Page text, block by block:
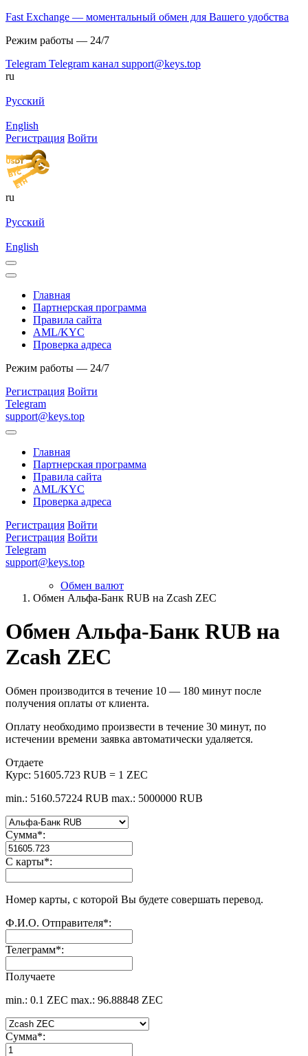
Fast Exchange — моментальный обмен для Вашего удобства
Режим работы — 24/7
Telegram Telegram канал support@keys.top
ru
Русский
English
Регистрация Войти
ru
Русский
English
Главная
Партнерская программа
Правила сайта
AML/KYC
Проверка адреса
Режим работы — 24/7
Регистрация Войти
Telegram
support@keys.top
Главная
Партнерская программа
Правила сайта
AML/KYC
Проверка адреса
Регистрация Войти
Регистрация Войти
Telegram
support@keys.top
Обмен валют
Обмен Альфа-Банк RUB на Zcash ZEC
Обмен Альфа-Банк RUB на
Zcash ZEC
Обмен производится в течение 10 — 180 минут после
получения оплаты от клиента.
Оплату необходимо произвести в течение 30 минут, по
истечении времени заявка автоматически удаляется.
Отдаете
Курс: 51605.723 RUB = 1 ZEC
min.: 5160.57224 RUB max.: 5000000 RUB
Сумма*:
С карты*:
Номер карты, с которой Вы будете совершать перевод.
Ф.И.О. Отправителя*:
Телеграмм*:
Получаете
min.: 0.1 ZEC max.: 96.88848 ZEC
Сумма*: